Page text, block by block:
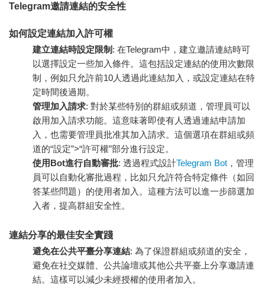
Telegram邀請連結的安全性
如何設定連結加入許可權
建立連結時設定限制 : 在Telegram中，建立邀請連結時可
以選擇設定一些加入條件。這包括設定連結的使用次數限
制，例如只允許前10人透過此連結加入，或設定連結在特
定時間後過期。
管理加入請求: 對於某些特別的群組或頻道，管理員可以
啟用加入請求功能。這意味著即使有人透過連結申請加
入，也需要管理員批准其加入請求。這個選項在群組或頻
道的“設定”>“許可權”部分進行設定。
使用Bot進行自動審批: 透過程式設計Telegram Bot ，管理
員可以自動化審批過程，比如只允許符合特定條件（如回
答某些問題）的使用者加入。這種方法可以進一步篩選加
入者，提高群組安全性。
連結分享的最佳安全實踐
避免在公共平臺分享連結: 為了保證群組或頻道的安全，
避免在社交媒體、公共論壇或其他公共平臺上分享邀請連
結。這樣可以減少未經授權的使用者加入。